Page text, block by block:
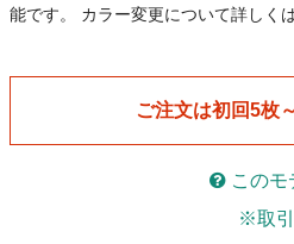
能です。 カラー変更について詳しく
ご注文は初回5枚
このモ
※取